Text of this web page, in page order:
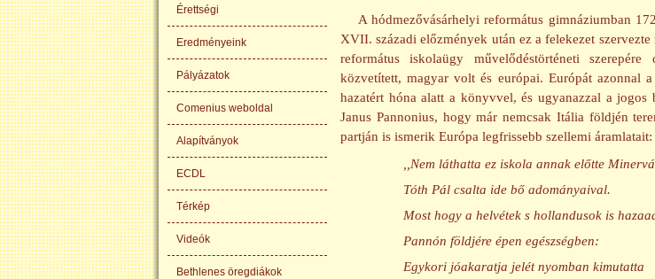
Érettségi
Eredményeink
Pályázatok
Comenius weboldal
Alapítványok
ECDL
Térkép
Videók
Bethlenes öregdiákok
A hódmezővásárhelyi református gimnáziumban
XVII. századi előzmények után ez a felekezet
református iskolaügy művelődéstörténeti
közvetített, magyar volt és európai. Európát azonnal
hazatért hóna alatt a könyvvel, és ugyanazzal a jogos
Janus Pannonius, hogy már nemcsak Itália földjén
partján is ismerik Európa legfrissebb szellemi áramlatait:
,,Nem láthatta ez iskola annak előtte
Tóth Pál csalta ide bő adományaival.
Most hogy a helvétek s hollandusok is
Pannón földjére épen egészségben:
Egykori jóakaratja jelét nyomban kimutatta